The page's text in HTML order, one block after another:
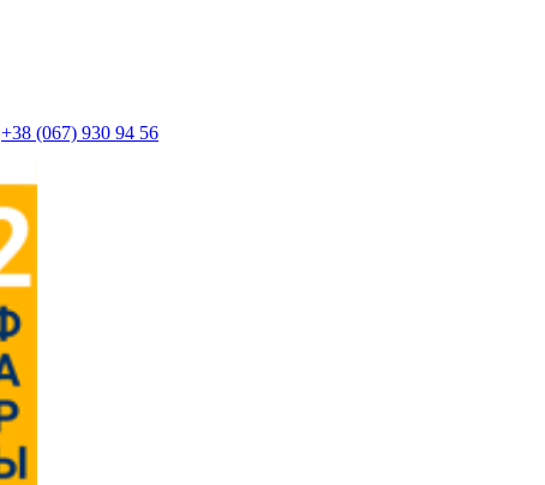
+38 (067) 930 94 56